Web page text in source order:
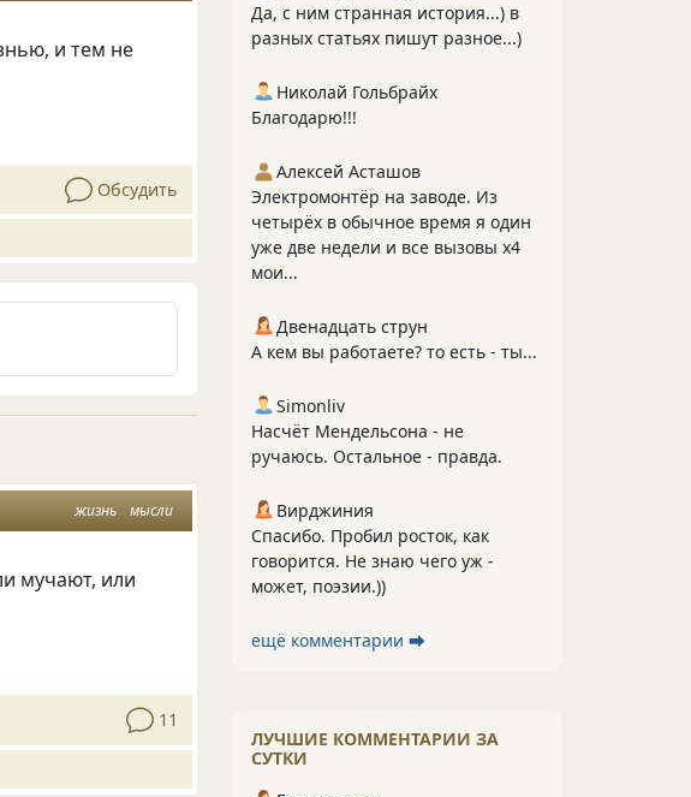
и тем не
Обсудить
жизнь мысли
мучают, или
11
Да, с ним странная история...) в
разных статьях пишут разное...)
Николай Гольбрайх
Благодарю!!!
Алексей Асташов
Электромонтёр на заводе. Из
четырёх в обычное время я один
уже две недели и все вызовы х4
мои...
Двенадцать струн
А кем вы работаете? то есть - ты...
Simonliv
Насчёт Мендельсона - не
ручаюсь. Остальное - правда.
Вирджиния
Спасибо. Пробил росток, как
говорится. Не знаю чего уж -
может, поэзии.))
ещё комментарии ⮕
ЛУЧШИЕ КОММЕНТАРИИ ЗА
СУТКИ